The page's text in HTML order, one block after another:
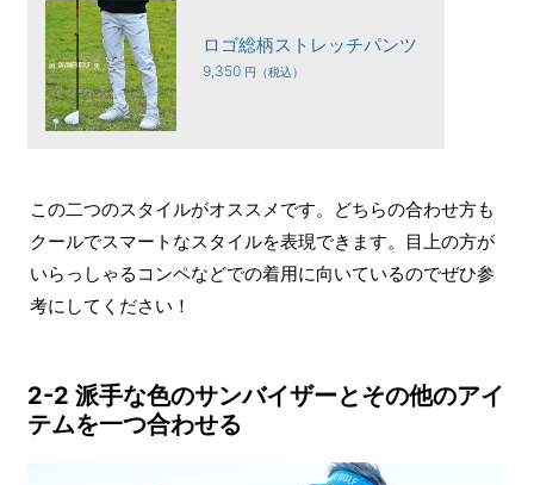
ロゴ総柄ストレッチパンツ
9,350
この二つのスタイルがオススメです。どちらの合わせ方も
クールでスマートなスタイルを表現できます。目上の方が
いらっしゃるコンペなどでの着用に向いているのでぜひ参
考にしてください！
2-2 派手な色のサンバイザーとその他のアイ
テムを一つ合わせる